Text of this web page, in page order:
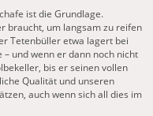
ist die Grundlage.
braucht, um langsam zu reifen
Tetenbüller etwa lagert bei
und wenn er dann noch nicht
bis er seinen vollen
Qualität und unseren
auch wenn sich all dies im